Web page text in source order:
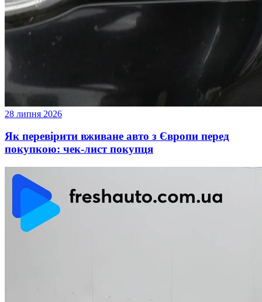
28 липня 2026
Як перевірити вживане авто з Європи перед
покупкою: чек-лист покупця